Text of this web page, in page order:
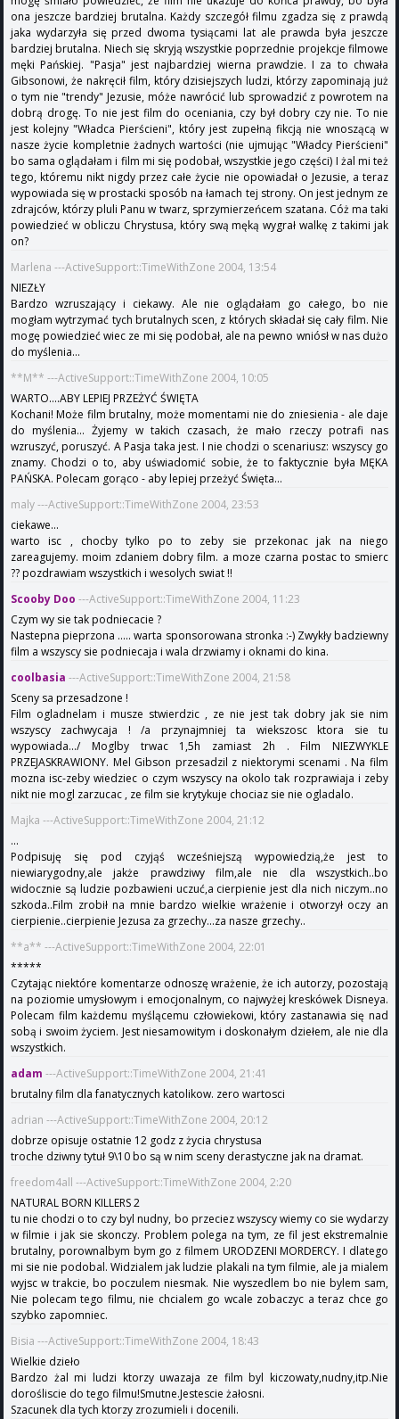
ona jeszcze bardziej brutalna. Każdy szczegół filmu zgadza się z prawdą
jaka wydarzyła się przed dwoma tysiącami lat ale prawda była jeszcze
bardziej brutalna. Niech się skryją wszystkie poprzednie projekcje filmowe
męki Pańskiej. "Pasja" jest najbardziej wierna prawdzie. I za to chwała
Gibsonowi, że nakręcił film, który dzisiejszych ludzi, którzy zapominają już
o tym nie "trendy" Jezusie, móże nawrócić lub sprowadzić z powrotem na
dobrą drogę. To nie jest film do oceniania, czy był dobry czy nie. To nie
jest kolejny "Władca Pierścieni", który jest zupełną fikcją nie wnoszącą w
nasze życie kompletnie żadnych wartości (nie ujmując "Władcy Pierścieni"
bo sama oglądałam i film mi się podobał, wszystkie jego części) I żal mi też
tego, któremu nikt nigdy przez całe życie nie opowiadał o Jezusie, a teraz
wypowiada się w prostacki sposób na łamach tej strony. On jest jednym ze
zdrajców, którzy pluli Panu w twarz, sprzymierzeńcem szatana. Cóż ma taki
powiedzieć w obliczu Chrystusa, który swą męką wygrał walkę z takimi jak
on?
Marlena ---ActiveSupport::TimeWithZone 2004, 13:54
NIEZŁY
Bardzo wzruszający i ciekawy. Ale nie oglądałam go całego, bo nie
mogłam wytrzymać tych brutalnych scen, z których składał się cały film. Nie
mogę powiedzieć wiec ze mi się podobał, ale na pewno wniósł w nas dużo
do myślenia...
**M** ---ActiveSupport::TimeWithZone 2004, 10:05
WARTO....ABY LEPIEJ PRZEŻYĆ ŚWIĘTA
Kochani! Może film brutalny, może momentami nie do zniesienia - ale daje
do myślenia... Żyjemy w takich czasach, że mało rzeczy potrafi nas
wzruszyć, poruszyć. A Pasja taka jest. I nie chodzi o scenariusz: wszyscy go
znamy. Chodzi o to, aby uświadomić sobie, że to faktycznie była MĘKA
PAŃSKA. Polecam gorąco - aby lepiej przeżyć Święta...
maly ---ActiveSupport::TimeWithZone 2004, 23:53
ciekawe...
warto isc , chocby tylko po to zeby sie przekonac jak na niego
zareagujemy. moim zdaniem dobry film. a moze czarna postac to smierc
?? pozdrawiam wszystkich i wesolych swiat !!
Scooby Doo ---ActiveSupport::TimeWithZone 2004, 11:23
Czym wy sie tak podniecacie ?
Nastepna pieprzona ..... warta sponsorowana stronka :-) Zwykły badziewny
film a wszyscy sie podniecaja i wala drzwiamy i oknami do kina.
coolbasia ---ActiveSupport::TimeWithZone 2004, 21:58
Sceny sa przesadzone !
Film ogladnelam i musze stwierdzic , ze nie jest tak dobry jak sie nim
wszyscy zachwycaja ! /a przynajmniej ta wiekszosc ktora sie tu
wypowiada.../ Moglby trwac 1,5h zamiast 2h . Film NIEZWYKLE
PRZEJASKRAWIONY. Mel Gibson przesadzil z niektorymi scenami . Na film
mozna isc-zeby wiedziec o czym wszyscy na okolo tak rozprawiaja i zeby
nikt nie mogl zarzucac , ze film sie krytykuje chociaz sie nie ogladalo.
Majka ---ActiveSupport::TimeWithZone 2004, 21:12
...
Podpisuję się pod czyjąś wcześniejszą wypowiedzią,że jest to
niewiarygodny,ale jakże prawdziwy film,ale nie dla wszystkich..bo
widocznie są ludzie pozbawieni uczuć,a cierpienie jest dla nich niczym..no
szkoda..Film zrobił na mnie bardzo wielkie wrażenie i otworzył oczy an
cierpienie..cierpienie Jezusa za grzechy...za nasze grzechy..
**a** ---ActiveSupport::TimeWithZone 2004, 22:01
*****
Czytając niektóre komentarze odnoszę wrażenie, że ich autorzy, pozostają
na poziomie umysłowym i emocjonalnym, co najwyżej kreskówek Disneya.
Polecam film każdemu myślącemu człowiekowi, który zastanawia się nad
sobą i swoim życiem. Jest niesamowitym i doskonałym dziełem, ale nie dla
wszystkich.
adam ---ActiveSupport::TimeWithZone 2004, 21:41
brutalny film dla fanatycznych katolikow. zero wartosci
adrian ---ActiveSupport::TimeWithZone 2004, 20:12
dobrze opisuje ostatnie 12 godz z życia chrystusa
troche dziwny tytuł 9\10 bo są w nim sceny derastyczne jak na dramat.
freedom4all ---ActiveSupport::TimeWithZone 2004, 2:20
NATURAL BORN KILLERS 2
tu nie chodzi o to czy byl nudny, bo przeciez wszyscy wiemy co sie wydarzy
w filmie i jak sie skonczy. Problem polega na tym, ze fil jest ekstremalnie
brutalny, porownalbym bym go z filmem URODZENI MORDERCY. I dlatego
mi sie nie podobal. Widzialem jak ludzie plakali na tym filmie, ale ja mialem
wyjsc w trakcie, bo poczulem niesmak. Nie wyszedlem bo nie bylem sam,
Nie polecam tego filmu, nie chcialem go wcale zobaczyc a teraz chce go
szybko zapomniec.
Bisia ---ActiveSupport::TimeWithZone 2004, 18:43
Wielkie dzieło
Bardzo żal mi ludzi ktorzy uwazaja ze film byl kiczowaty,nudny,itp.Nie
dorośliscie do tego filmu!Smutne.Jestescie żałosni.
Szacunek dla tych ktorzy zrozumieli i docenili.